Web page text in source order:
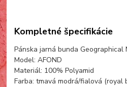
Kompletné špecifikácie
Pánska jarná bunda Geographical
Model: AFOND
Materiál: 100% Polyamid
Farba: tmavá modrá/fialová (royal